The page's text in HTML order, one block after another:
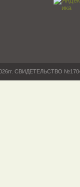
2026гг. СВИДЕТЕЛЬСТВО